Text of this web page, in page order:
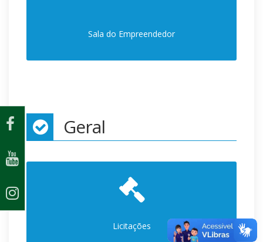
Sala do Empreendedor
Geral
Licitações